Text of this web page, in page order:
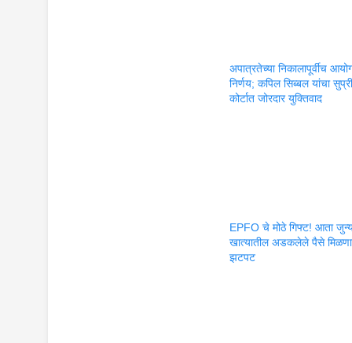
अपात्रतेच्या निकालापूर्वीच
निर्णय; कपिल सिब्बल यांचा
कोर्टात जोरदार युक्तिवाद
EPFO चे मोठे गिफ्ट! आता
खात्यातील अडकलेले पैसे
झटपट